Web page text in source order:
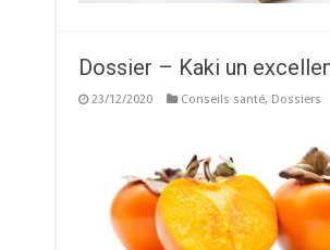
Dossier – Kaki un
23/12/2020 Conseils santé, Dossiers